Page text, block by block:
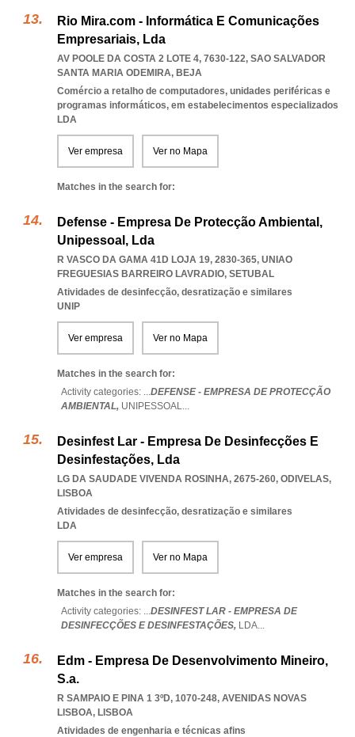
Rio Mira.com - Informática E Comunicações
Empresariais, Lda
AV POOLE DA COSTA 2 LOTE 4, 7630-122, SAO SALVADOR
SANTA MARIA ODEMIRA, BEJA
Comércio a retalho de computadores, unidades periféricas e
programas informáticos, em estabelecimentos especializados
LDA
Ver empresa Ver no Mapa
Matches in the search for:
Defense - Empresa De Protecção Ambiental,
Unipessoal, Lda
R VASCO DA GAMA 41D LOJA 19, 2830-365, UNIAO
FREGUESIAS BARREIRO LAVRADIO, SETUBAL
Atividades de desinfecção, desratização e similares
UNIP
Ver empresa Ver no Mapa
Matches in the search for:
Activity categories: ...DEFENSE - EMPRESA DE PROTECÇÃO
AMBIENTAL, UNIPESSOAL...
Desinfest Lar - Empresa De Desinfecções E
Desinfestações, Lda
LG DA SAUDADE VIVENDA ROSINHA, 2675-260, ODIVELAS,
LISBOA
Atividades de desinfecção, desratização e similares
LDA
Ver empresa Ver no Mapa
Matches in the search for:
Activity categories: ...DESINFEST LAR - EMPRESA DE
DESINFECÇÕES E DESINFESTAÇÕES, LDA...
Edm - Empresa De Desenvolvimento Mineiro,
S.a.
R SAMPAIO E PINA 1 3ºD, 1070-248, AVENIDAS NOVAS
LISBOA, LISBOA
Atividades de engenharia e técnicas afins